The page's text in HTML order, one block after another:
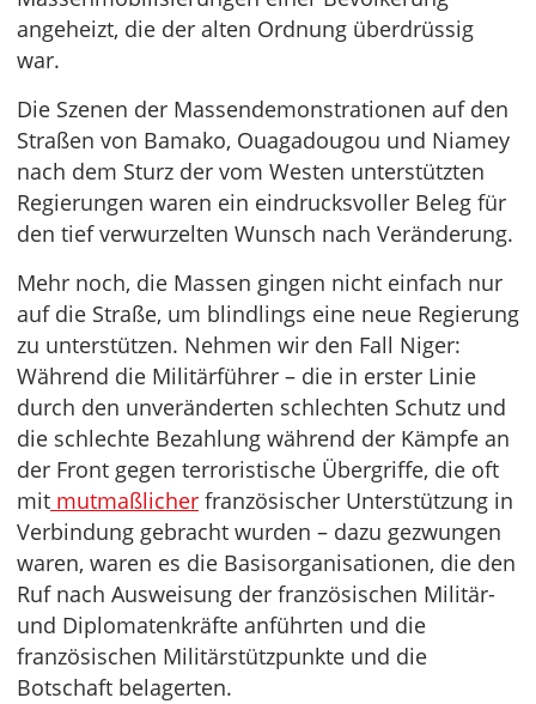
angeheizt, die der alten Ordnung überdrüssig
war.
Die Szenen der Massendemonstrationen auf den
Straßen von Bamako, Ouagadougou und Niamey
nach dem Sturz der vom Westen unterstützten
Regierungen waren ein eindrucksvoller Beleg für
den tief verwurzelten Wunsch nach Veränderung.
Mehr noch, die Massen gingen nicht einfach nur
auf die Straße, um blindlings eine neue Regierung
zu unterstützen. Nehmen wir den Fall Niger:
Während die Militärführer – die in erster Linie
durch den unveränderten schlechten Schutz und
die schlechte Bezahlung während der Kämpfe an
der Front gegen terroristische Übergriffe, die oft
mit mutmaßlicher französischer Unterstützung in
Verbindung gebracht wurden – dazu gezwungen
waren, waren es die Basisorganisationen, die den
Ruf nach Ausweisung der französischen Militär-
und Diplomatenkräfte anführten und die
französischen Militärstützpunkte und die
Botschaft belagerten.